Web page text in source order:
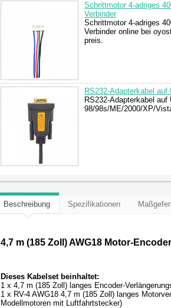
Schrittmotor 4-adriges
Verbinder
Schrittmotor 4-adriges
Verbinder online bei
preis.
RS232-Adapterkabel auf
RS232-Adapterkabel
98/98s/ME/2000/XP/
Beschreibung Spezifikationen
4,7 m (185 Zoll) AWG18 Motor-
Dieses Kabelset beinhaltet:
1 x 4,7 m (185 Zoll) langes Encoder-
1 x RV-4 AWG18 4,7 m (185 Zoll) langes
Modellmotoren mit Luftfahrtstecker)